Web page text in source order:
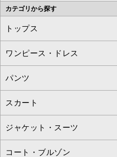
OFUON le MK
MK MICHEL KLEIN HOMME
MK MICHEL KLEIN BAG
カテゴリから探す
トップス
すべてのトップス
カットソー・Tシャツ
ブラウス・シャツ
ニット・セーター
カーディガン
ワンピース・ドレス
すべてのワンピース・ドレス
ワンピース
ドレス
チュニック
パンツ
すべてのパンツ
フルレングスパンツ
クロップド・半端丈パンツ
スカート
すべてのスカート
ロング・マキシ丈スカート
ジャケット・スーツ
すべてのジャケット・スーツ
コート・ブルゾン